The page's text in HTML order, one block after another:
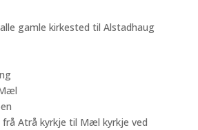
gamle kirkested til Alstadhaug
frå Atrå kyrkje til Mæl kyrkje ved